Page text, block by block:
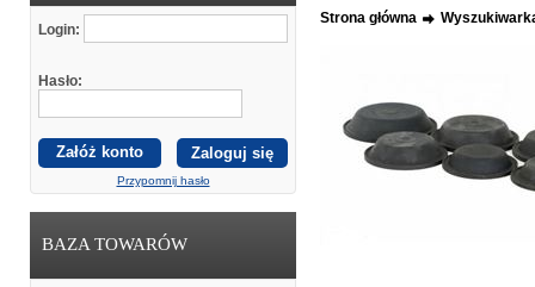
Login:
Hasło:
Załóż konto
Przypomnij hasło
BAZA TOWARÓW
Strona główna